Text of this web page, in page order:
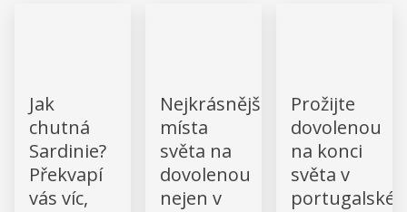
Jak
chutná
Sardinie?
Překvapí
vás víc,
Nejkrásnější
místa
světa na
dovolenou
nejen v
Prožijte
dovolenou
na konci
světa v